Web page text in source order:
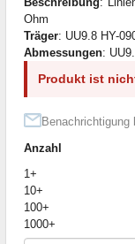
Ohm
Träger: UU9.8 HY-
Abmessungen:
Produkt ist
Benachrichtigung
Anzahl
1+
10+
100+
1000+